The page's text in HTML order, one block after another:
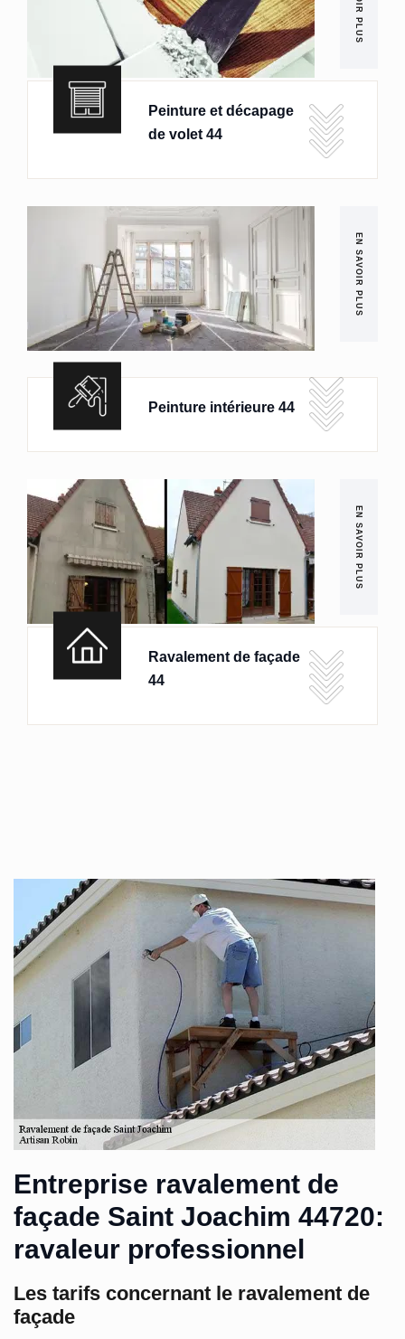
Peinture et décapage
de volet 44
EN SAVOIR PLUS
Peinture intérieure 44
EN SAVOIR PLUS
Ravalement de façade
44
Entreprise ravalement de
façade Saint Joachim 44720:
ravaleur professionnel
Les tarifs concernant le ravalement de
façade